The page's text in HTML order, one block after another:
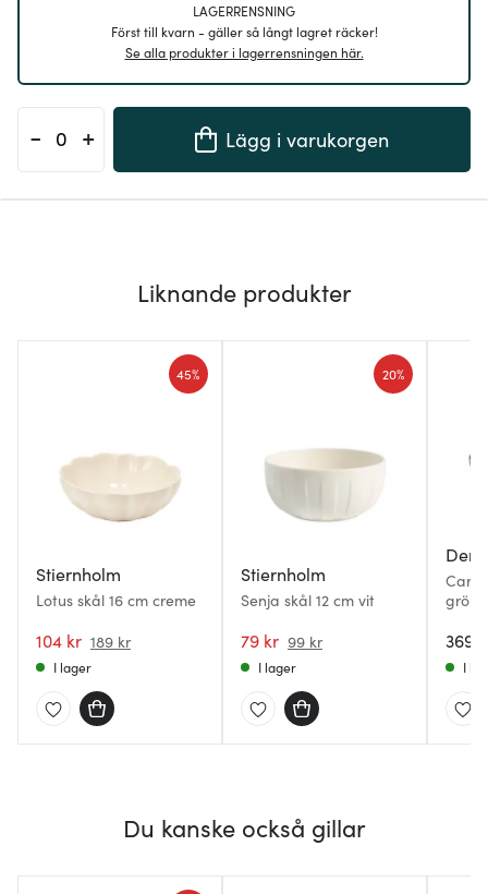
LAGERRENSNING
Först till kvarn - gäller så långt lagret räcker!
Se alla produkter i lagerrensningen här.
- + Lägg i varukorgen
Liknande produkter
Stiernholm
Lotus skål 16 cm creme
104 kr 189 kr
45%
I lager
Stiernholm
Senja skål 12 cm vit
79 kr 99 kr
20%
I lager
grön
369
I
Du kanske också gillar